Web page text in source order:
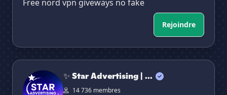
Free nord vpn giveways no fake
Rejoindre
✨ Star Advertising | international ✴ Guild Tag ✴
✨ Star Advertising | ...
14 736 membres